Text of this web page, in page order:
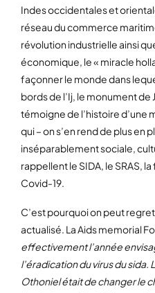
Indes occidentales et
réseau du commerce
révolution industrielle ainsi
économique, le « miracle
façonner le monde dans
bords de l’Ij, le monument
témoigne de l’histoire d’une
qui – on s’en rend de plus en
inséparablement sociale,
rappellent le SIDA, le SRAS,
Covid-19.
C’est pourquoi on peut
actualisé. La Aids memorial
effectivement l’année
l’éradication du virus du sida.
Othoniel était de changer le